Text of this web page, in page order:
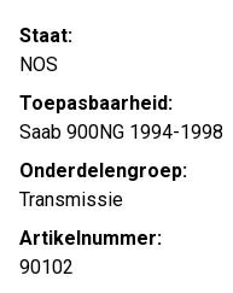
Staat:
NOS
Toepasbaarheid:
Saab 900NG 1994-1998
Onderdelengroep:
Transmissie
Artikelnummer:
90102